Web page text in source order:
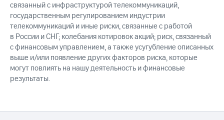
связанный с инфраструктурой телекоммуникаций,
государственным регулированием индустрии
телекоммуникаций и иные риски, связанные с работой
в России и СНГ; колебания котировок акций; риск, связанный
с финансовым управлением, а также усугубление описанных
выше и/или появление других факторов риска, которые
могут повлиять на нашу деятельность и финансовые
результаты.